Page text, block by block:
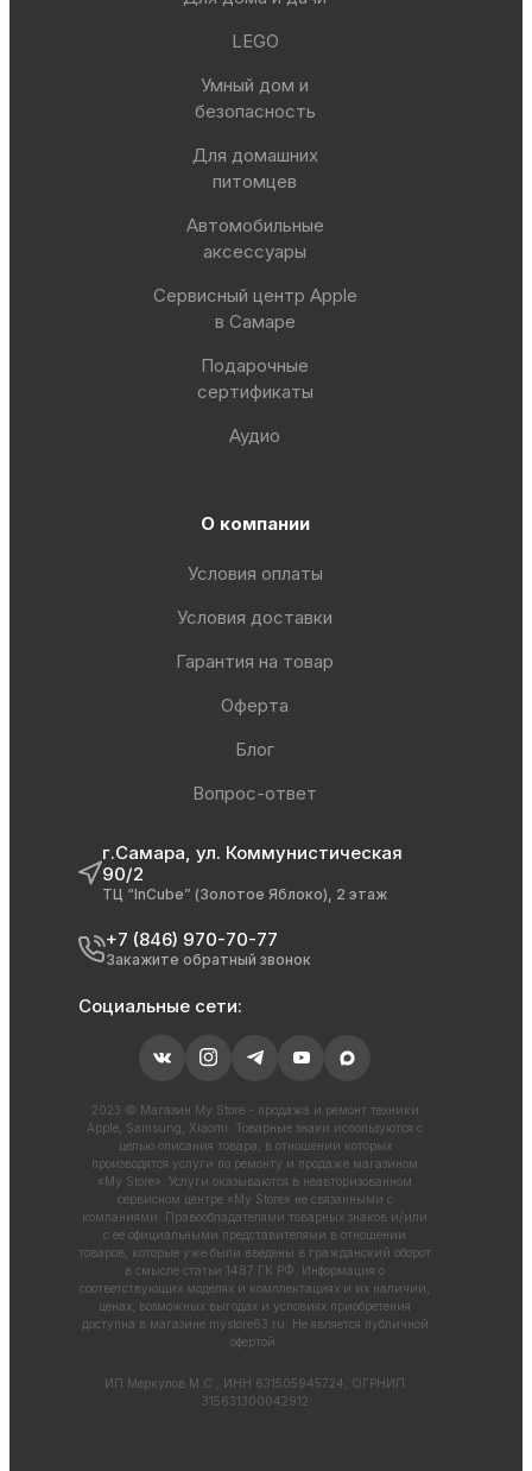
LEGO
Умный дом и
безопасность
Для домашних
питомцев
Автомобильные
аксессуары
Сервисный центр Apple
в Самаре
Подарочные
сертификаты
Аудио
О компании
Условия оплаты
Условия доставки
Гарантия на товар
Оферта
Блог
Вопрос-ответ
г.Самара, ул. Коммунистическая
90/2
ТЦ “InCube” (Золотое Яблоко), 2 этаж
+7 (846) 970-70-77
Закажите обратный звонок
Социальные сети:
2023 © Магазин My Store - продажа и ремонт техники
Apple, Samsung, Xiaomi. Товарные знаки используются с
целью описания товара, в отношении которых
производятся услуги по ремонту и продаже магазином
«My Store». Услуги оказываются в неавторизованном
сервисном центре «My Store» не связанными с
компаниями. Правообладателями товарных знаков и/или
с ее официальными представителями в отношении
товаров, которые уже были введены в гражданский оборот
в смысле статьи 1487 ГК РФ. Информация о
соответствующих моделях и комплектациях и их наличии,
ценах, возможных выгодах и условиях приобретения
доступна в магазине mystore63.ru . Не является публичной
офертой.
ИП Меркулов М.С., ИНН 631505945724, ОГРНИП
315631300042912